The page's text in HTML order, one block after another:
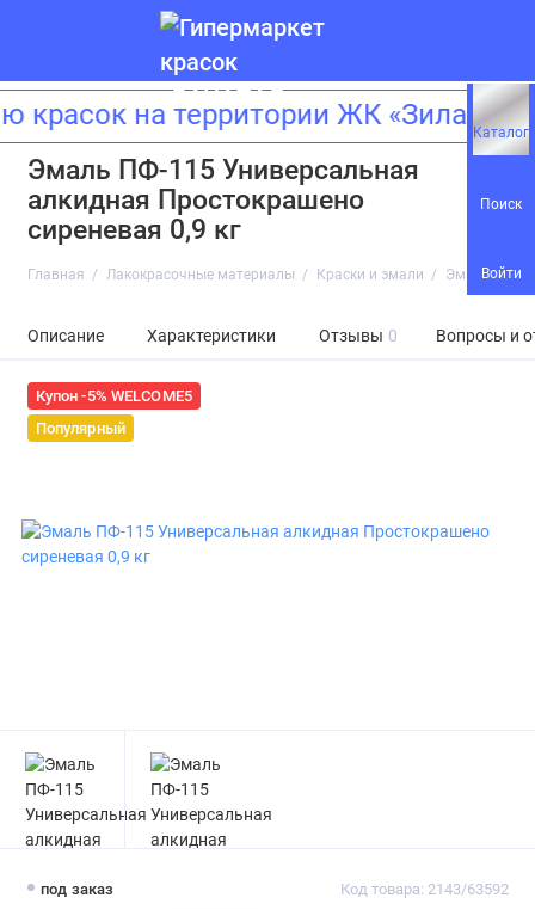
Каталог
Поиск
Войти
на территории ЖК
Эмаль ПФ-115 Универсальная
алкидная Простокрашено
сиреневая 0,9 кг
Главная Лакокрасочные материалы Краски и эмали Эмаль ПФ-
Описание Характеристики Отзывы 0 Вопросы и
Купон -5% WELCOME5
Популярный
под заказ Код товара: 2143/63592